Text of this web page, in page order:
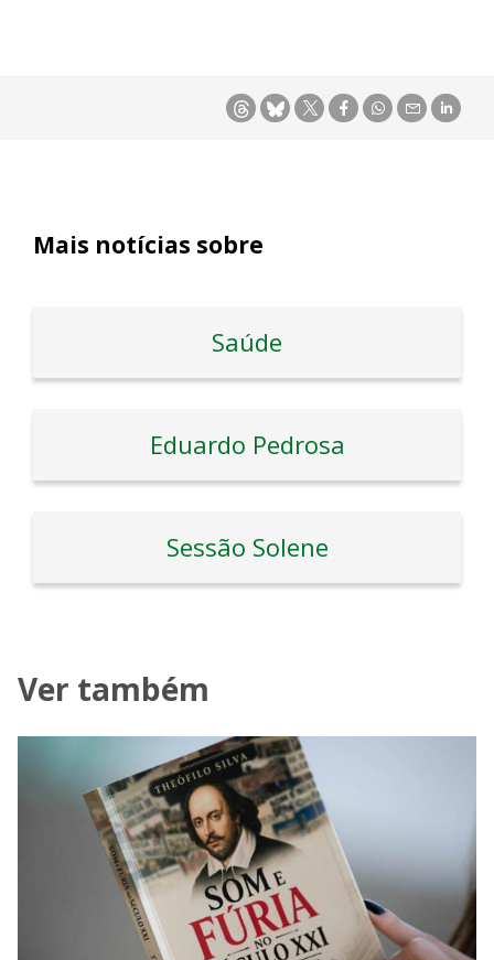
Mais notícias sobre
Saúde
Eduardo Pedrosa
Sessão Solene
Ver também